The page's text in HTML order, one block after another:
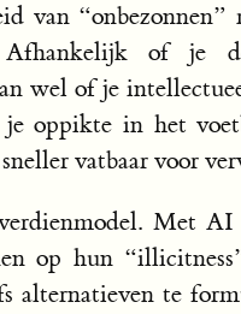
van “onbezonnen”
of je de
wel of je
oppikte in het
vatbaar voor
Met
op hun
alternatieven te